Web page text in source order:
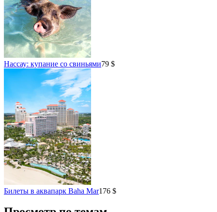
Нассау: купание со свиньями79 $
Билеты в аквапарк Baha Mar176 $